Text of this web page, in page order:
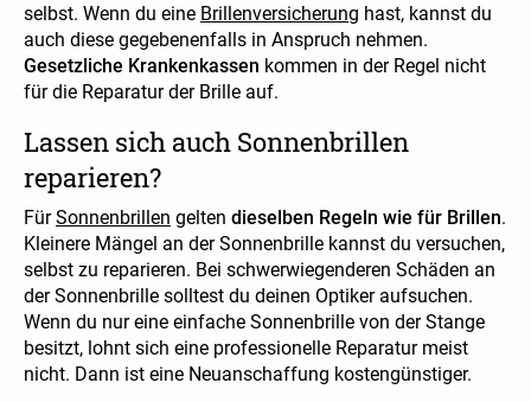
selbst. Wenn du eine Brillenversicherung hast, kannst du
auch diese gegebenenfalls in Anspruch nehmen.
Gesetzliche Krankenkassen kommen in der Regel nicht
für die Reparatur der Brille auf.
Lassen sich auch Sonnenbrillen
reparieren?
FürSonnenbrillen gelten dieselben Regeln wie für Brillen.
Kleinere Mängel an der Sonnenbrille kannst du versuchen,
selbst zu reparieren. Bei schwerwiegenderen Schäden an
der Sonnenbrille solltest du deinen Optiker aufsuchen.
Wenn du nur eine einfache Sonnenbrille von der Stange
besitzt, lohnt sich eine professionelle Reparatur meist
nicht. Dann ist eine Neuanschaffung kostengünstiger.